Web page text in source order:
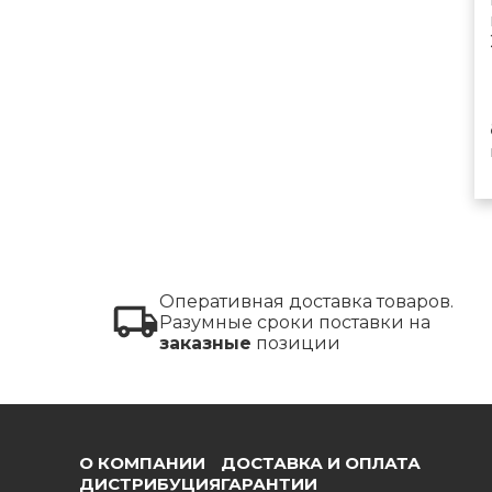
Оперативная доставка товаров.
Разумные сроки поставки на
заказные позиции
О КОМПАНИИ
ДИСТРИБУЦИЯ
ДОСТАВКА И ОПЛАТА
ГАРАНТИИ